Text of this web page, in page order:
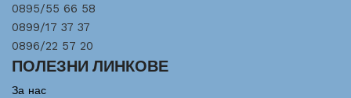
0895/55 66 58
0899/17 37 37
0896/22 57 20
ПОЛЕЗНИ ЛИНКОВЕ
За нас